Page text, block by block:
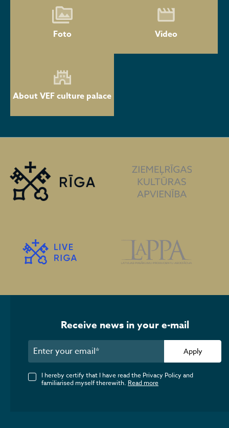
Foto Video
About VEF culture palace
Receive news in your e-mail
Apply
I hereby certify that I have read the Privacy Policy and
familiarised myself therewith. Read more